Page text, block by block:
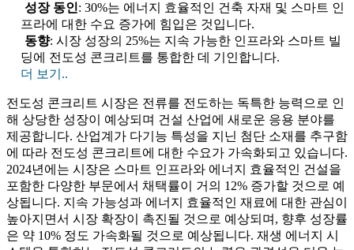
성장 동인: 30%는 에너지 효율적인 건축 자재 및 스마트 인
프라에 대한 수요 증가에 힘입은 것입니다.
동향: 시장 성장의 25%는 지속 가능한 인프라와 스마트 빌
딩에 전도성 콘크리트를 통합한 데 기인합니다.
더 보기..
전도성 콘크리트 시장은 전류를 전도하는 독특한 능력으로 인
해 상당한 성장이 예상되며 건설 산업에 새로운 응용 분야를
제공합니다. 산업계가 다기능 특성을 지닌 첨단 소재를 추구함
에 따라 전도성 콘크리트에 대한 수요가 가속화되고 있습니다.
2024년에는 시장은 스마트 인프라와 에너지 효율적인 건설을
포함한 다양한 부문에서 채택률이 거의 12% 증가할 것으로 예
상됩니다. 지속 가능성과 에너지 효율적인 재료에 대한 관심이
높아지면서 시장 확장이 촉진될 것으로 예상되며, 향후 성장률
은 약 10% 정도 가속화될 것으로 예상됩니다. 재생 에너지 시